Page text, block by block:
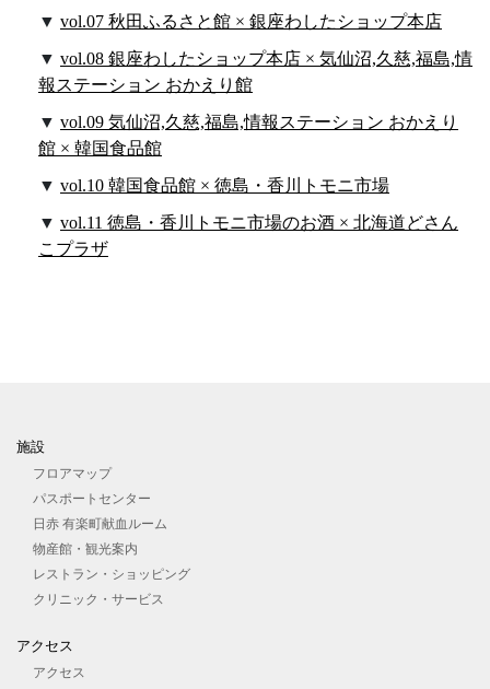
vol.07 秋田ふるさと館 × 銀座わしたショップ本店
vol.08 銀座わしたショップ本店 × 気仙沼,久慈,福島,情
報ステーション おかえり館
vol.09 気仙沼,久慈,福島,情報ステーション おかえり
館 × 韓国食品館
vol.10 韓国食品館 × 徳島・香川トモニ市場
vol.11 徳島・香川トモニ市場のお酒 × 北海道どさん
こプラザ
施設
フロアマップ
パスポートセンター
日赤 有楽町献血ルーム
物産館・観光案内
レストラン・ショッピング
クリニック・サービス
アクセス
アクセス